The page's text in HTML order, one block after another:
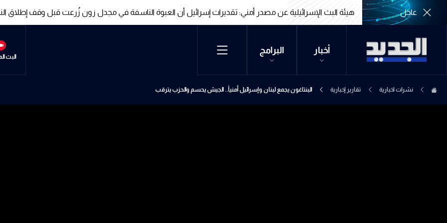
عاجل هيئة البث الإسرائيلية عن مصدر أمني: تقديرات إسرائيل أن العبوة الناسفة في مجدل زون زُرعت قبل وقف إطلاق
أخبار البرامج
البث
نشرات اخبارية تقارير إخبارية البنتاغون يجمع لبنان وإسرائيل أمنياً.. الجيش يحسم والحزب يترقب